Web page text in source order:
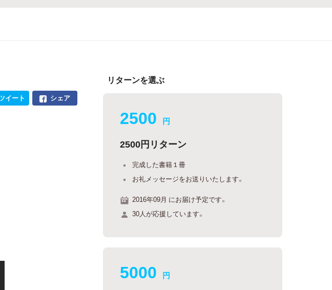
シェア
イート
リターンを選ぶ
2500 円
2500円リターン
完成した書籍１冊
お礼メッセージをお送りいたします。
2016年09月 にお届け予定です。
30人が応援しています。
5000 円